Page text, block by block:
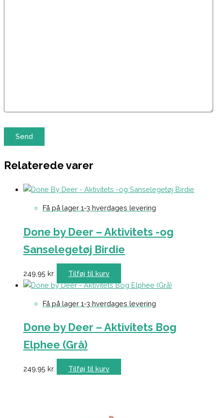
Relaterede varer
Få på lager 1-3 hverdages levering
Done by Deer – Aktivitets -og
Sanselegetøj Birdie
249,95 kr. Tilføj til kurv
Få på lager 1-3 hverdages levering
Done by Deer – Aktivitets Bog
Elphee (Grå)
249,95 kr. Tilføj til kurv